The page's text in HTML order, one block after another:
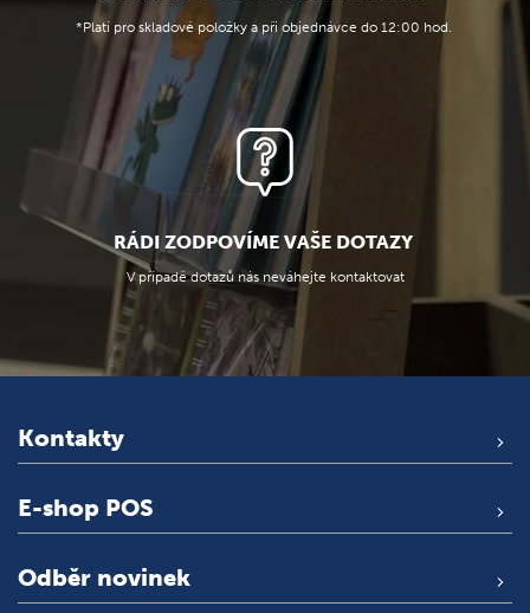
*Platí pro skladové položky a při objednávce do 12:00 hod.
RÁDI ZODPOVÍME VAŠE DOTAZY
V případě dotazů nás neváhejte kontaktovat
Kontakty
E-shop POS
Odběr novinek